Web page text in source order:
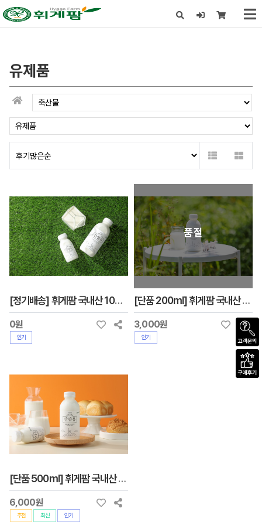
유제품
[정기배송] 휘게팜 국내산 100% 목초 산양유
0원
인기
품절
[단품 200ml] 휘게팜 국내산 100% 목초 산양유
3,000원
인기
[단품 500ml] 휘게팜 국내산 100% 목초 산양유
6,000원
추천 최신 인기